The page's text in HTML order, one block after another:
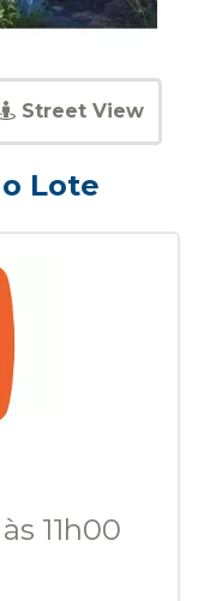
Street View
Lote
11h00